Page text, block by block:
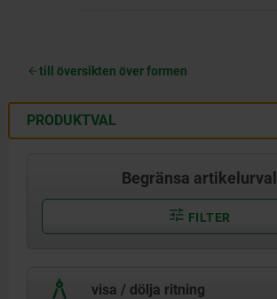
till översikten över formen
PRODUKTVAL
Begränsa artikelurval
FILTER
visa / dölja ritning